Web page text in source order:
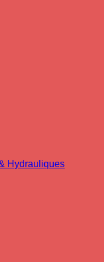
Hydrauliques